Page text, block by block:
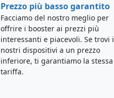
Prezzo più basso garantito
Facciamo del nostro meglio per
offrire i booster ai prezzi più
interessanti e piacevoli. Se trovi i
nostri dispositivi a un prezzo
inferiore, ti garantiamo la stessa
tariffa.